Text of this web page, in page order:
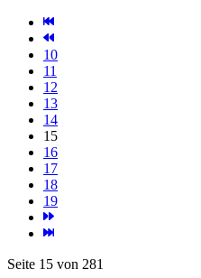
10
11
12
13
14
15
16
17
18
19
Seite 15 von 281